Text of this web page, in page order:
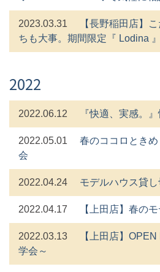
2023.03.31
【長野稲田店】
ちも大事。期間限定『 Lodina 』
2022
2022.06.12 『快適、実感。
2022.05.01
春のココロとき
会
2022.04.24 モデルハウス貸
2022.04.17 【上田店】春の
2022.03.13
【上田店】
学会～